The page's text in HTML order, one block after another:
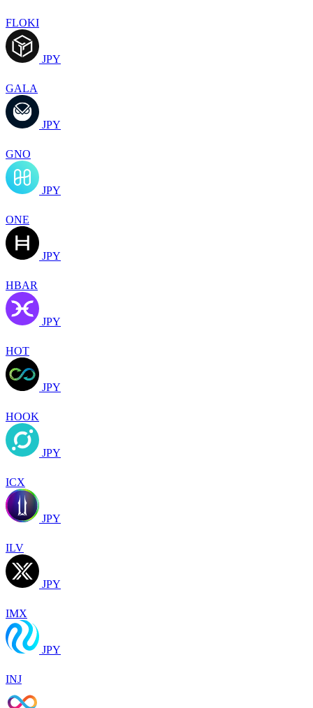
FLOKI
JPY
GALA
JPY
GNO
JPY
ONE
JPY
HBAR
JPY
HOT
JPY
HOOK
JPY
ICX
JPY
ILV
JPY
IMX
JPY
INJ